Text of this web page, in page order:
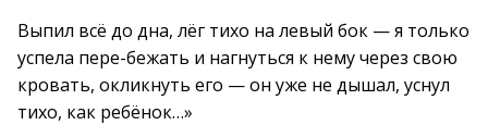
Выпил всё до дна, лёг тихо на левый бок — я только
успела пере-бежать и нагнуться к нему через свою
кровать, окликнуть его — он уже не дышал, уснул
тихо, как ребёнок…»